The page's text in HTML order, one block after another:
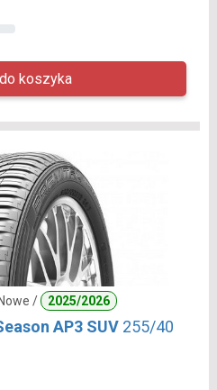
/ 2025/2026
AP3 SUV 255/40